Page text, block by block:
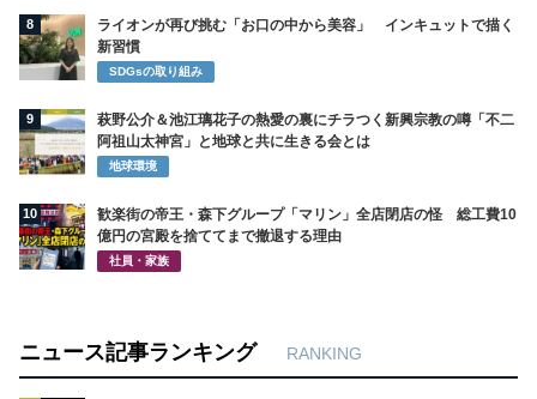
8
ライオンが再び挑む「お口の中から美容」 インキュットで描く
新習慣
SDGsの取り組み
9
萩野公介＆池江璃花子の熱愛の裏にチラつく新興宗教の噂「不二
阿祖山太神宮」と地球と共に生きる会とは
地球環境
10
歓楽街の帝王・森下グループ「マリン」全店閉店の怪 総工費10
億円の宮殿を捨ててまで撤退する理由
社員・家族
ニュース記事ランキング RANKING